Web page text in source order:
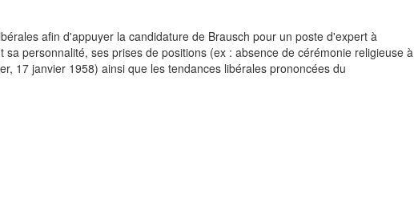
afin d'appuyer la candidature de Brausch pour un poste d'expert à
personnalité, ses prises de positions (ex : absence de cérémonie religieuse à
17 janvier 1958) ainsi que les tendances libérales prononcées du